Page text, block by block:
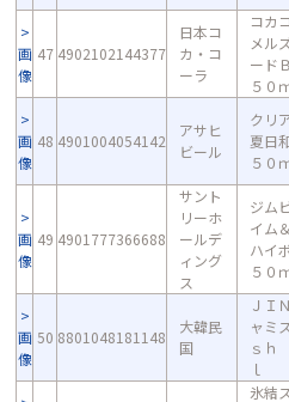
画
像
47 4902102144377
日本コ
カ・コ
ーラ
コカ
メル
ード
５０
画
像
48 4901004054142
アサヒ
ビール
クリ
夏
５０
画
像
49 4901777366688
サント
リーホ
ールデ
ィング
ス
ジム
イム
ハイ
５０
画
像
50 8801048181148
大韓民
国
ＪＩ
ャミ
ｓｈ
ｌ
氷結